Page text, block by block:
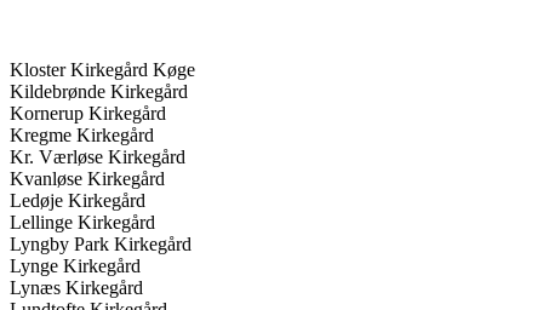
Kloster Kirkegård Køge
Kildebrønde Kirkegård
Kornerup Kirkegård
Kregme Kirkegård
Kr. Værløse Kirkegård
Kvanløse Kirkegård
Ledøje Kirkegård
Lellinge Kirkegård
Lyngby Park Kirkegård
Lynge Kirkegård
Lynæs Kirkegård